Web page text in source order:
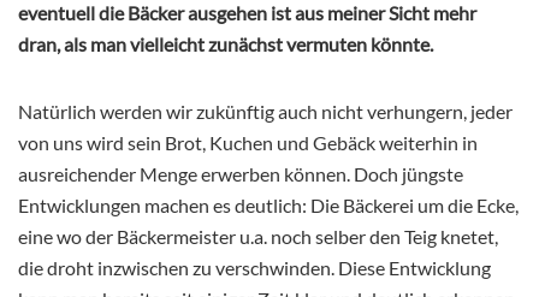
eventuell die Bäcker ausgehen ist aus meiner Sicht mehr
dran, als man vielleicht zunächst vermuten könnte.
Natürlich werden wir zukünftig auch nicht verhungern, jeder
von uns wird sein Brot, Kuchen und Gebäck weiterhin in
ausreichender Menge erwerben können. Doch jüngste
Entwicklungen machen es deutlich: Die Bäckerei um die Ecke,
eine wo der Bäckermeister u.a. noch selber den Teig knetet,
die droht inzwischen zu verschwinden. Diese Entwicklung